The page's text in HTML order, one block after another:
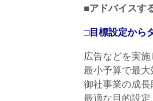
■アドバイスす
□目標設定から
広告などを実
最小予算で最
御社事業の成
最適な目的設